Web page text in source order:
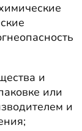
и
или
и